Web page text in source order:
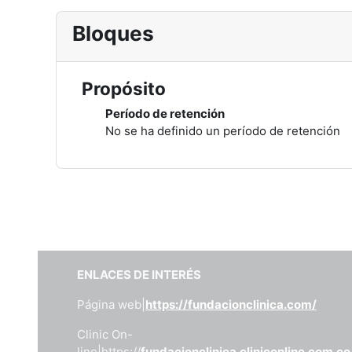
Bloques
Propósito
Período de retención
No se ha definido un período de retención
ENLACES DE INTERÉS
Página web| https://fundacionclinica.com/
Clinic On-